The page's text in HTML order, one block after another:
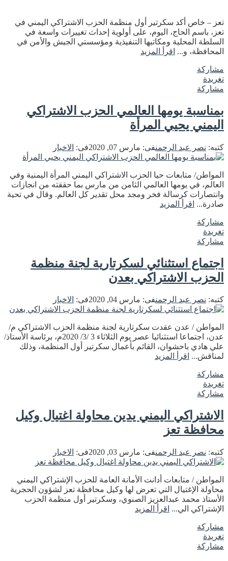
تعز – خاص أكد سكرتير أول منظمة الحزب الاشتراكي اليمني في
تعز، باسم الحاج، اليوم، على أولوية إحداث تغييرات واسعة في
السلطة المحلية ومكاتبها التنفيذية ومؤسستي الجيش والأمن في
المحافظة، و... اقرأ المزيد
مشاركة
تغريدة
مشاركة
بمناسبة يومها العالمي الحزب الاشتراكي
اليمني يحيي المرأة
كتبه: نصر عبد الرحمنفى: مارس 07, 2020 فى: الاخبار
المواطن/ متابعات حيا الحزب الاشتراكي اليمني المرأة اليمنية وفي
العالم، في يومها العالمي الثامن من مارس بما حققته من انجازات
وانتصارات كرسالة فخر ومجد محل تقدير كل العالم. وقال في تحية
صادرة... اقرأ المزيد
مشاركة
تغريدة
مشاركة
اجتماع استثنائي لسكرتارية لجنة منظمة
الحزب الاشتراكي بعدن
كتبه: نصر عبد الرحمنفى: مارس 04, 2020 فى: الاخبار
المواطن / عدن عقدت سكرتارية لجنة منظمة الحزب الاشتراكي م/
عدن، اجتماعا استثنائيا عصر يوم الثلاثاء 3 /3/ 2020م، برئاسة الأستاذ/
علي هادي باحشوان، القائم بأعمال سكرتير أول المنظمة، وذلك
لمناقش... اقرأ المزيد
مشاركة
تغريدة
مشاركة
الاشتراكي اليمني يدين محاولة اغتيال وكيل
محافظة تعز
كتبه: نصر عبد الرحمنفى: مارس 03, 2020 فى: الاخبار
المواطن / متابعات أدانت الأمانة العامة للحزب الإشتراكي اليمني
محاولة الإغتيال التي تعرض لها وكيل محافظة تعز لشؤون الحجرية
الأستاذ محمد عبدالعزيز الصنوي، وسكرتير أول منظمة الحزب
الإشتراكي الي... اقرأ المزيد
مشاركة
تغريدة
مشاركة